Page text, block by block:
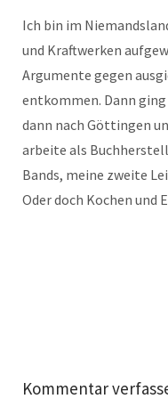
Ich bin im
und Kraftwerken
Argumente gegen
entkommen. Dann ging
dann nach Göttingen
arbeite als
Bands, meine zweite
Oder doch Kochen und
Kommentar